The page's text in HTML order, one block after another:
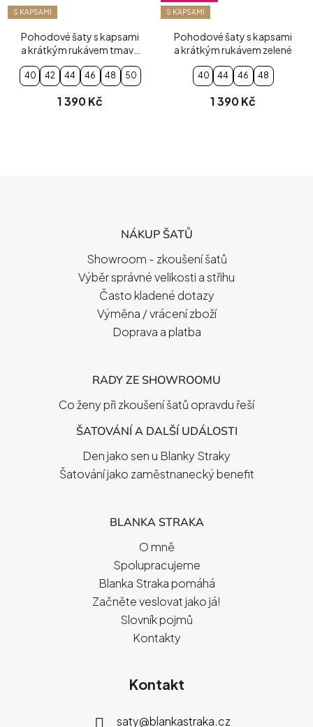
S KAPSAMI
Pohodové šaty s kapsami
a krátkým rukávem tmavě
40 42 44 46 48 50
1 390 Kč
S KAPSAMI
Pohodové šaty s kapsami
a krátkým rukávem zelené
40 44 46 48
1 390 Kč
NÁKUP ŠATŮ
Showroom - zkoušení šatů
Výběr správné velikosti a střihu
Často kladené dotazy
Výměna / vrácení zboží
Doprava a platba
RADY ZE SHOWROOMU
Co ženy při zkoušení šatů opravdu řeší
ŠATOVÁNÍ A DALŠÍ UDÁLOSTI
Den jako sen u Blanky Straky
Šatování jako zaměstnanecký benefit
BLANKA STRAKA
O mně
Spolupracujeme
Blanka Straka pomáhá
Začněte veslovat jako já!
Slovník pojmů
Kontakty
Kontakt
saty@blankastraka.cz